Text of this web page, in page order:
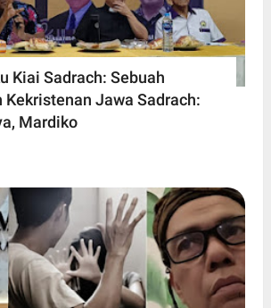
Kiai Sadrach: Sebuah
Kekristenan Jawa Sadrach:
Mardiko